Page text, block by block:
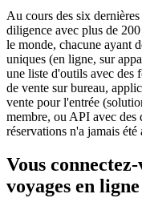
Au cours des six
diligence avec plus de
le monde, chacune ayant
uniques (en ligne, sur
une liste d'outils avec des
de vente sur bureau,
vente pour l'entrée
membre, ou API avec des
réservations n'a jamais été
Vous connectez-
voyages en